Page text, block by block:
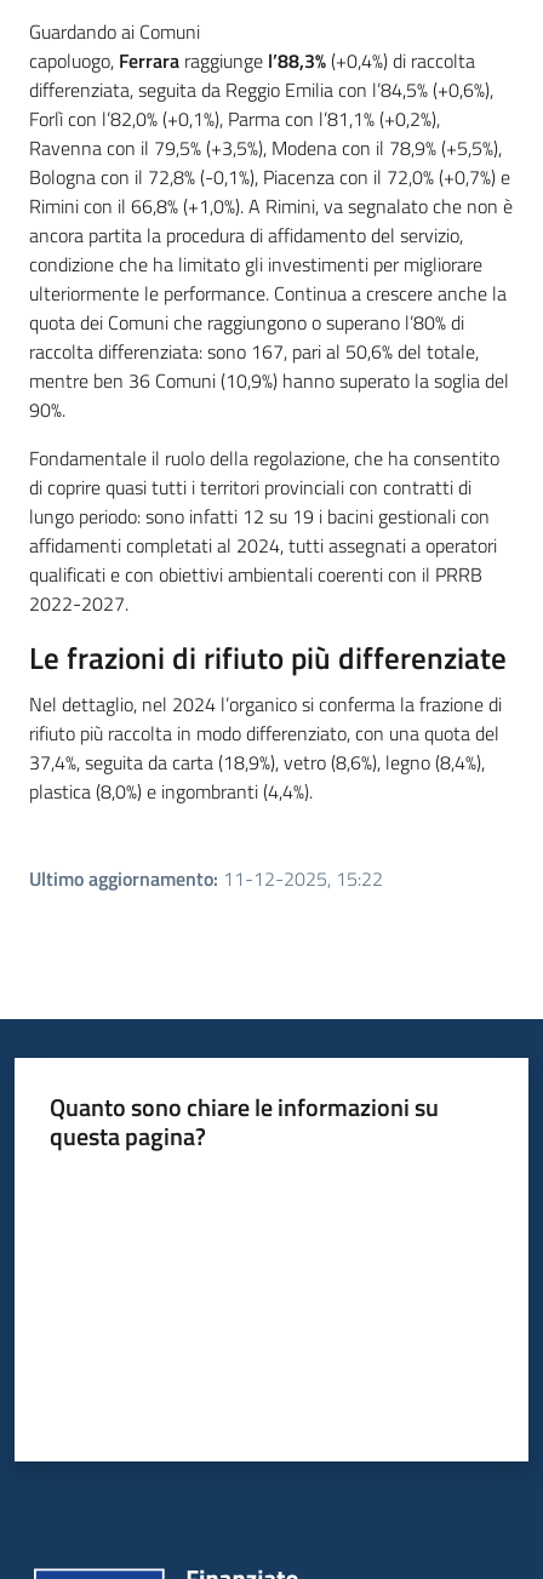
Guardando ai Comuni
capoluogo, Ferrara raggiunge l’88,3%(+0,4%) di raccolta
differenziata, seguita da Reggio Emilia con l’84,5% (+0,6%),
Forlì con l’82,0% (+0,1%), Parma con l’81,1% (+0,2%),
Ravenna con il 79,5% (+3,5%), Modena con il 78,9% (+5,5%),
Bologna con il 72,8% (-0,1%), Piacenza con il 72,0% (+0,7%) e
Rimini con il 66,8% (+1,0%). A Rimini, va segnalato che non è
ancora partita la procedura di affidamento del servizio,
condizione che ha limitato gli investimenti per migliorare
ulteriormente le performance. Continua a crescere anche la
quota dei Comuni che raggiungono o superano l’80% di
raccolta differenziata: sono 167, pari al 50,6% del totale,
mentre ben 36 Comuni (10,9%) hanno superato la soglia del
90%.
Fondamentale il ruolo della regolazione, che ha consentito
di coprire quasi tutti i territori provinciali con contratti di
lungo periodo: sono infatti 12 su 19 i bacini gestionali con
affidamenti completati al 2024, tutti assegnati a operatori
qualificati e con obiettivi ambientali coerenti con il PRRB
2022-2027.
Le frazioni di rifiuto più differenziate
Nel dettaglio, nel 2024 l’organico si conferma la frazione di
rifiuto più raccolta in modo differenziato, con una quota del
37,4%, seguita da carta (18,9%), vetro (8,6%), legno (8,4%),
plastica (8,0%) e ingombranti (4,4%).
Ultimo aggiornamento: 11-12-2025, 15:22
Quanto sono chiare le informazioni su
questa pagina?